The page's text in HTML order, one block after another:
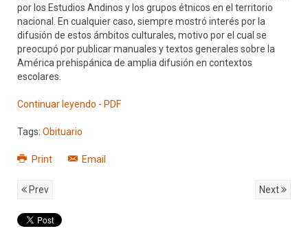
por los Estudios Andinos y los grupos étnicos en el territorio
nacional. En cualquier caso, siempre mostró interés por la
difusión de estos ámbitos culturales, motivo por el cual se
preocupó por publicar manuales y textos generales sobre la
América prehispánica de amplia difusión en contextos
escolares.
Continuar leyendo - PDF
Tags: Obituario
Print Email
Prev Next